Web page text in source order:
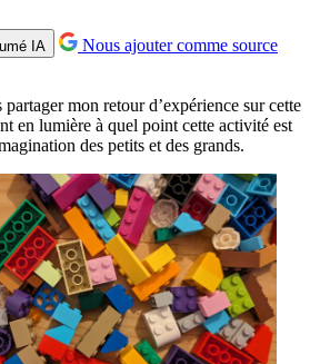
IA
Nous ajouter comme source
mon retour d’expérience sur cette
en lumière à quel point cette activité est
des petits et des grands.